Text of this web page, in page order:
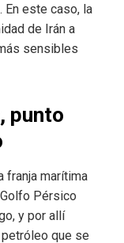
En este caso, la
de Irán a
sensibles
punto
franja marítima
Pérsico
y por allí
que se